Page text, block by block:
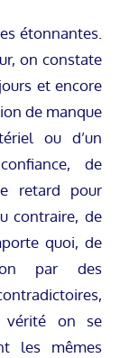
étonnantes.
on constate
et encore
de manque
ou d’un
de
retard pour
contraire, de
quoi, de
par des
vérité on se
les mêmes